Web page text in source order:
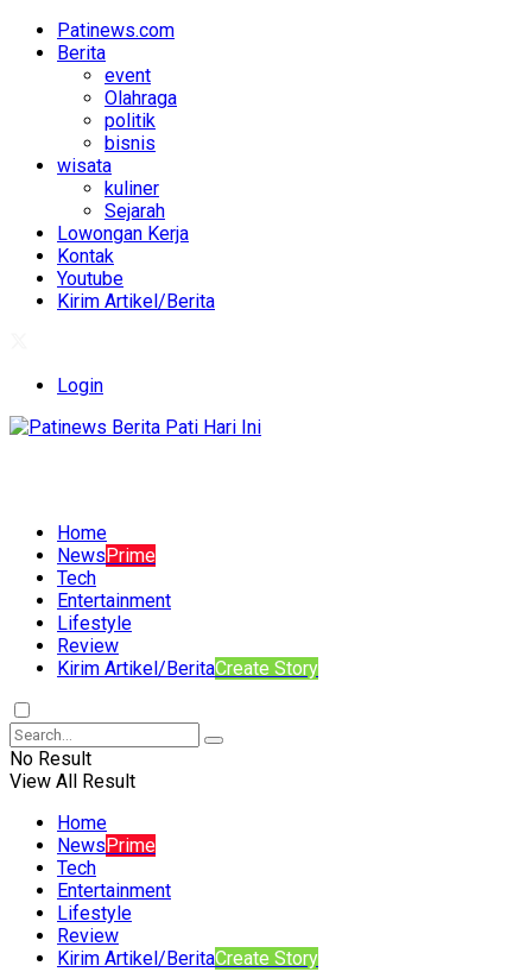
Patinews.com
Berita
event
Olahraga
politik
bisnis
wisata
kuliner
Sejarah
Lowongan Kerja
Kontak
Youtube
Kirim Artikel/Berita
Login
Home
NewsPrime
Tech
Entertainment
Lifestyle
Review
Kirim Artikel/BeritaCreate Story
No Result
View All Result
Home
NewsPrime
Tech
Entertainment
Lifestyle
Review
Kirim Artikel/BeritaCreate Story